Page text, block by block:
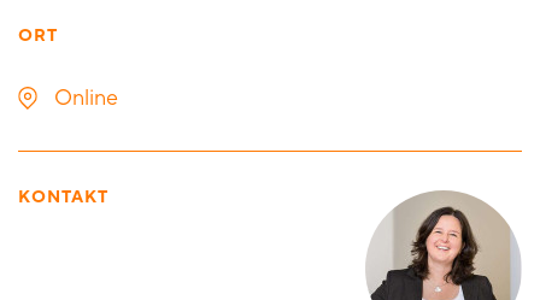
ORT
Online
KONTAKT